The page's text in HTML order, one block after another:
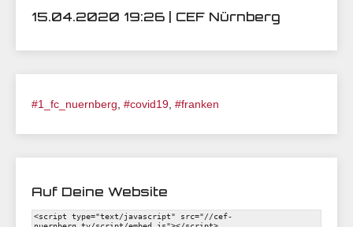
15.04.2020 19:26 | CEF Nürnberg
#1_fc_nuernberg #covid19 #franken
Auf Deine Website